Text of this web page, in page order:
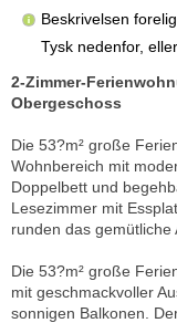
Beskrivelsen
Tysk nedenfor,
2-Zimmer-
Obergeschoss
Die 53?m² große
Wohnbereich mit
Doppelbett und
Lesezimmer mit
runden das gemütliche
Die 53?m² große
mit geschmackvoller
sonnigen Balkonen.